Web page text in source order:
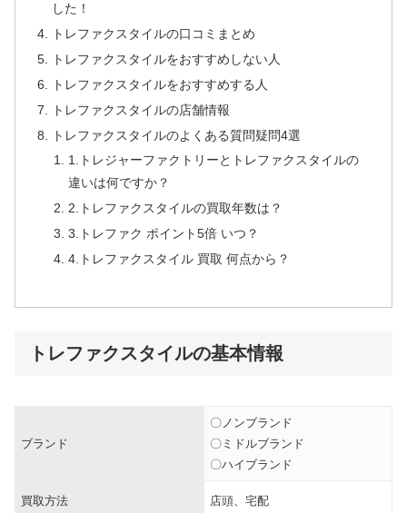
した！
トレファクスタイルの口コミまとめ
トレファクスタイルをおすすめしない人
トレファクスタイルをおすすめする人
トレファクスタイルの店舗情報
トレファクスタイルのよくある質問疑問4選
1.トレジャーファクトリーとトレファクスタイルの
違いは何ですか？
2.トレファクスタイルの買取年数は？
3.トレファク ポイント5倍 いつ？
4.トレファクスタイル 買取 何点から？
トレファクスタイルの基本情報
ブランド
〇ノンブランド
〇ミドルブランド
〇ハイブランド
買取方法 店頭、宅配